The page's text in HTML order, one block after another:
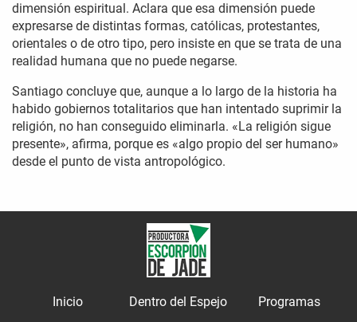
dimensión espiritual. Aclara que esa dimensión puede
expresarse de distintas formas, católicas, protestantes,
orientales o de otro tipo, pero insiste en que se trata de una
realidad humana que no puede negarse.
Santiago concluye que, aunque a lo largo de la historia ha
habido gobiernos totalitarios que han intentado suprimir la
religión, no han conseguido eliminarla. «La religión sigue
presente», afirma, porque es «algo propio del ser humano»
desde el punto de vista antropológico.
Inicio Dentro del Espejo
Programas